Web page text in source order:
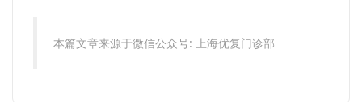
本篇文章来源于微信公众号: 上海优复门诊部